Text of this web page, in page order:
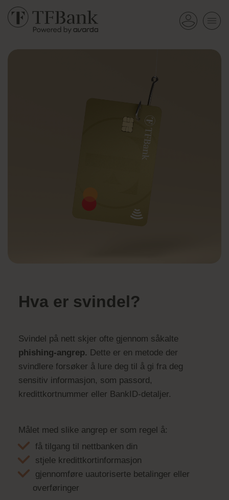
Hva er svindel?
Svindel på nett skjer ofte gjennom såkalte
phishing-angrep. Dette er en metode der
svindlere forsøker å lure deg til å gi fra deg
sensitiv informasjon, som passord,
kredittkortnummer eller BankID-detaljer.
Målet med slike angrep er som regel å:
få tilgang til nettbanken din
stjele kredittkortinformasjon
gjennomføre uautoriserte betalinger eller
overføringer